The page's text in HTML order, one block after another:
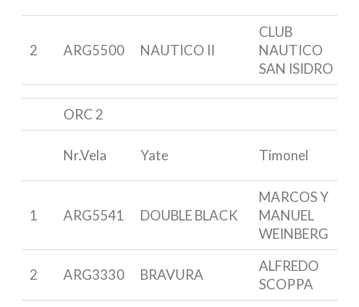
2 ARG5500 NAUTICO II
CLUB
NAUTICO
SAN ISIDRO
ORC 2
Nr.Vela Yate Timonel
1 ARG5541 DOUBLE BLACK
MARCOS Y
MANUEL
WEINBERG
2 ARG3330 BRAVURA
ALFREDO
SCOPPA